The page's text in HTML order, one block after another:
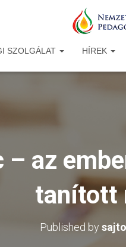
SZOLGÁLAT HÍREK
– az
tanított
Published by sajto